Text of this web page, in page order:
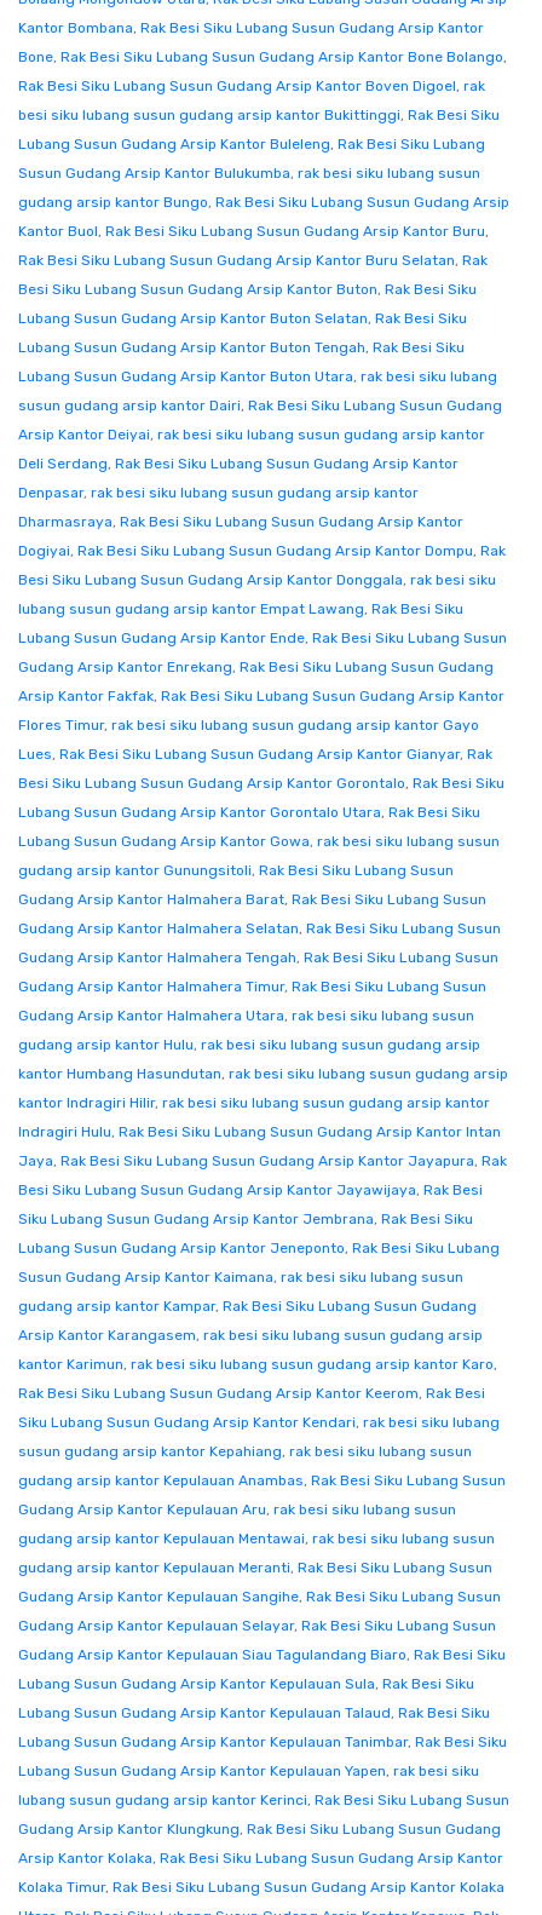
Kantor Bombana, Rak Besi Siku Lubang Susun Gudang Arsip Kantor
Bone, Rak Besi Siku Lubang Susun Gudang Arsip Kantor Bone Bolango,
Rak Besi Siku Lubang Susun Gudang Arsip Kantor Boven Digoel, rak
besi siku lubang susun gudang arsip kantor Bukittinggi, Rak Besi Siku
Lubang Susun Gudang Arsip Kantor Buleleng, Rak Besi Siku Lubang
Susun Gudang Arsip Kantor Bulukumba, rak besi siku lubang susun
gudang arsip kantor Bungo, Rak Besi Siku Lubang Susun Gudang Arsip
Kantor Buol, Rak Besi Siku Lubang Susun Gudang Arsip Kantor Buru,
Rak Besi Siku Lubang Susun Gudang Arsip Kantor Buru Selatan, Rak
Besi Siku Lubang Susun Gudang Arsip Kantor Buton, Rak Besi Siku
Lubang Susun Gudang Arsip Kantor Buton Selatan, Rak Besi Siku
Lubang Susun Gudang Arsip Kantor Buton Tengah, Rak Besi Siku
Lubang Susun Gudang Arsip Kantor Buton Utara, rak besi siku lubang
susun gudang arsip kantor Dairi, Rak Besi Siku Lubang Susun Gudang
Arsip Kantor Deiyai, rak besi siku lubang susun gudang arsip kantor
Deli Serdang, Rak Besi Siku Lubang Susun Gudang Arsip Kantor
Denpasar, rak besi siku lubang susun gudang arsip kantor
Dharmasraya, Rak Besi Siku Lubang Susun Gudang Arsip Kantor
Dogiyai, Rak Besi Siku Lubang Susun Gudang Arsip Kantor Dompu, Rak
Besi Siku Lubang Susun Gudang Arsip Kantor Donggala, rak besi siku
lubang susun gudang arsip kantor Empat Lawang, Rak Besi Siku
Lubang Susun Gudang Arsip Kantor Ende, Rak Besi Siku Lubang Susun
Gudang Arsip Kantor Enrekang, Rak Besi Siku Lubang Susun Gudang
Arsip Kantor Fakfak, Rak Besi Siku Lubang Susun Gudang Arsip Kantor
Flores Timur, rak besi siku lubang susun gudang arsip kantor Gayo
Lues, Rak Besi Siku Lubang Susun Gudang Arsip Kantor Gianyar, Rak
Besi Siku Lubang Susun Gudang Arsip Kantor Gorontalo, Rak Besi Siku
Lubang Susun Gudang Arsip Kantor Gorontalo Utara, Rak Besi Siku
Lubang Susun Gudang Arsip Kantor Gowa, rak besi siku lubang susun
gudang arsip kantor Gunungsitoli, Rak Besi Siku Lubang Susun
Gudang Arsip Kantor Halmahera Barat, Rak Besi Siku Lubang Susun
Gudang Arsip Kantor Halmahera Selatan, Rak Besi Siku Lubang Susun
Gudang Arsip Kantor Halmahera Tengah, Rak Besi Siku Lubang Susun
Gudang Arsip Kantor Halmahera Timur, Rak Besi Siku Lubang Susun
Gudang Arsip Kantor Halmahera Utara, rak besi siku lubang susun
gudang arsip kantor Hulu, rak besi siku lubang susun gudang arsip
kantor Humbang Hasundutan, rak besi siku lubang susun gudang arsip
kantor Indragiri Hilir, rak besi siku lubang susun gudang arsip kantor
Indragiri Hulu, Rak Besi Siku Lubang Susun Gudang Arsip Kantor Intan
Jaya, Rak Besi Siku Lubang Susun Gudang Arsip Kantor Jayapura, Rak
Besi Siku Lubang Susun Gudang Arsip Kantor Jayawijaya, Rak Besi
Siku Lubang Susun Gudang Arsip Kantor Jembrana, Rak Besi Siku
Lubang Susun Gudang Arsip Kantor Jeneponto, Rak Besi Siku Lubang
Susun Gudang Arsip Kantor Kaimana, rak besi siku lubang susun
gudang arsip kantor Kampar, Rak Besi Siku Lubang Susun Gudang
Arsip Kantor Karangasem, rak besi siku lubang susun gudang arsip
kantor Karimun, rak besi siku lubang susun gudang arsip kantor Karo,
Rak Besi Siku Lubang Susun Gudang Arsip Kantor Keerom, Rak Besi
Siku Lubang Susun Gudang Arsip Kantor Kendari, rak besi siku lubang
susun gudang arsip kantor Kepahiang, rak besi siku lubang susun
gudang arsip kantor Kepulauan Anambas, Rak Besi Siku Lubang Susun
Gudang Arsip Kantor Kepulauan Aru, rak besi siku lubang susun
gudang arsip kantor Kepulauan Mentawai, rak besi siku lubang susun
gudang arsip kantor Kepulauan Meranti, Rak Besi Siku Lubang Susun
Gudang Arsip Kantor Kepulauan Sangihe, Rak Besi Siku Lubang Susun
Gudang Arsip Kantor Kepulauan Selayar, Rak Besi Siku Lubang Susun
Gudang Arsip Kantor Kepulauan Siau Tagulandang Biaro, Rak Besi Siku
Lubang Susun Gudang Arsip Kantor Kepulauan Sula, Rak Besi Siku
Lubang Susun Gudang Arsip Kantor Kepulauan Talaud, Rak Besi Siku
Lubang Susun Gudang Arsip Kantor Kepulauan Tanimbar, Rak Besi Siku
Lubang Susun Gudang Arsip Kantor Kepulauan Yapen, rak besi siku
lubang susun gudang arsip kantor Kerinci, Rak Besi Siku Lubang Susun
Gudang Arsip Kantor Klungkung, Rak Besi Siku Lubang Susun Gudang
Arsip Kantor Kolaka, Rak Besi Siku Lubang Susun Gudang Arsip Kantor
Kolaka Timur, Rak Besi Siku Lubang Susun Gudang Arsip Kantor Kolaka